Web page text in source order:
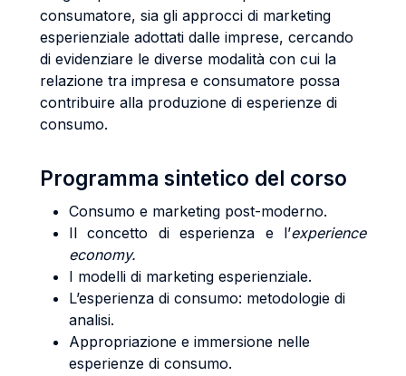
consumatore, sia gli approcci di marketing
esperienziale adottati dalle imprese, cercando
di evidenziare le diverse modalità con cui la
relazione tra impresa e consumatore possa
contribuire alla produzione di esperienze di
consumo.
Programma sintetico del corso
Consumo e marketing post-moderno.
Il concetto di esperienza e l’experience
economy.
I modelli di marketing esperienziale.
L’esperienza di consumo: metodologie di
analisi.
Appropriazione e immersione nelle
esperienze di consumo.